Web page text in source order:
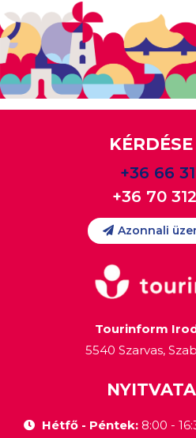
+36 66
+36 70
Azonnali
Tourinform
5540 Szarvas,
Hétfő - Péntek:8:00 -